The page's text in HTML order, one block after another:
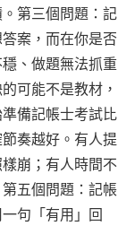
第三個問題：記
案，而在你是否
、做題無法抓重
可能不是教材，
備記帳士考試比
奏越好。有人提
崩；有人時間不
五個問題：記帳
句「有用」回